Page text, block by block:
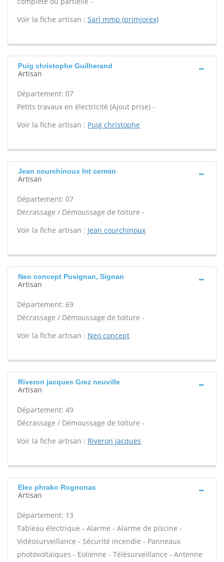
Voir la fiche artisan : Sarl mmp (primjorex)
Puig christophe Guilherand
Artisan
Département: 07
Petits travaux en électricité (Ajout prise) -
Voir la fiche artisan : Puig christophe
Jean courchinoux Int cermin
Artisan
Département: 07
Décrassage / Démoussage de toiture -
Voir la fiche artisan : Jean courchinoux
Neo concept Pusignan, Signan
Artisan
Département: 69
Décrassage / Démoussage de toiture -
Voir la fiche artisan : Neo concept
Riveron jacques Grez neuville
Artisan
Département: 49
Décrassage / Démoussage de toiture -
Voir la fiche artisan : Riveron jacques
Elec phrako Rognonas
Artisan
Département: 13
Tableau électrique - Alarme - Alarme de piscine -
Vidéosurveillance - Sécurité incendie - Panneaux
photovoltaïques - Eolienne - Télésurveillance - Antenne